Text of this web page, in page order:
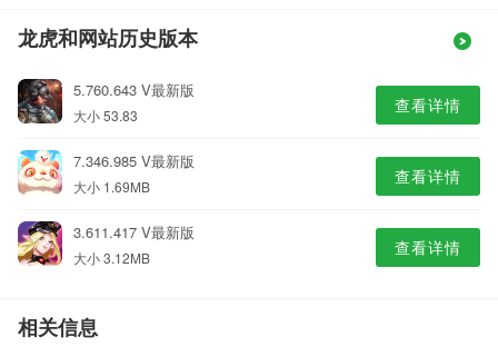
龙虎和网站历史版本
5.760.643 V最新版
大小 53.83 查看详情
7.346.985 V最新版
大小 1.69MB 查看详情
3.611.417 V最新版
大小 3.12MB 查看详情
相关信息